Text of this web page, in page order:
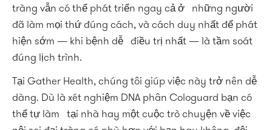
tràng vẫn có thể phát triển ngay cả ở những người
đã làm mọi thứ đúng cách, và cách duy nhất để phát
hiện sớm — khi bệnh dễ điều trị nhất — là tầm soát
đúng lịch trình.
Tại Gather Health, chúng tôi giúp việc này trở nên dễ
dàng. Dù là xét nghiệm DNA phân Cologuard bạn có
thể tự làm tại nhà hay một cuộc trò chuyện về việc